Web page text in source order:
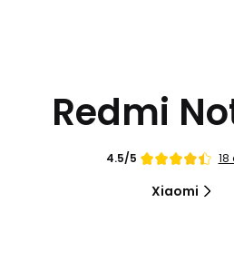
Redmi
Note
4.5/5 18
Xiaomi